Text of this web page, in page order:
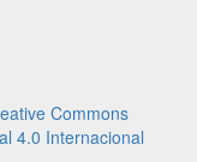
Commons
4.0 Internacional